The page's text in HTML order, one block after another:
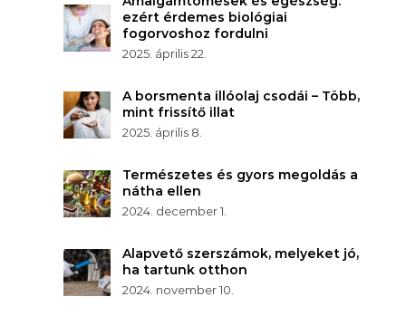
ezért érdemes biológiai
fogorvoshoz fordulni
2025. április 22.
A borsmenta illóolaj csodái – Több,
mint frissítő illat
2025. április 8.
Természetes és gyors megoldás a
nátha ellen
2024. december 1.
Alapvető szerszámok, melyeket jó,
ha tartunk otthon
2024. november 10.